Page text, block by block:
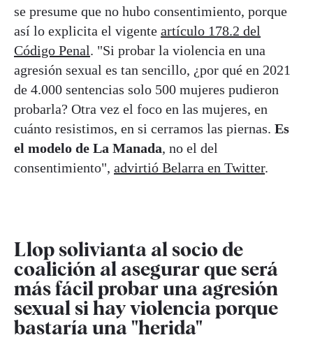
se presume que no hubo consentimiento, porque
así lo explicita el vigente artículo 178.2 del
Código Penal. "Si probar la violencia en una
agresión sexual es tan sencillo, ¿por qué en 2021
de 4.000 sentencias solo 500 mujeres pudieron
probarla? Otra vez el foco en las mujeres, en
cuánto resistimos, en si cerramos las piernas. Es
el modelo de La Manada, no el del
consentimiento", advirtió Belarra en Twitter.
Llop solivianta al socio de
coalición al asegurar que será
más fácil probar una agresión
sexual si hay violencia porque
bastaría una "herida"